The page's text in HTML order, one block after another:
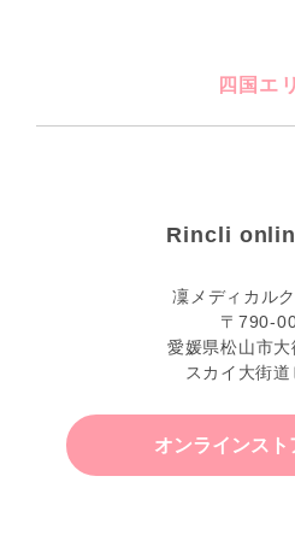
四国エ
Rincli
凜メディカル
〒790-
愛媛県松山市
スカイ大街
オンラインスト